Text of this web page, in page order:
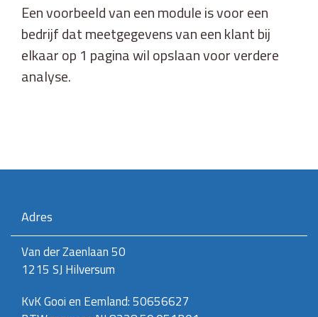
Een voorbeeld van een module is voor een
bedrijf dat meetgegevens van een klant bij
elkaar op 1 pagina wil opslaan voor verdere
analyse.
Adres
Van der Zaenlaan 50
1215 SJ Hilversum
KvK Gooi en Eemland: 50656627